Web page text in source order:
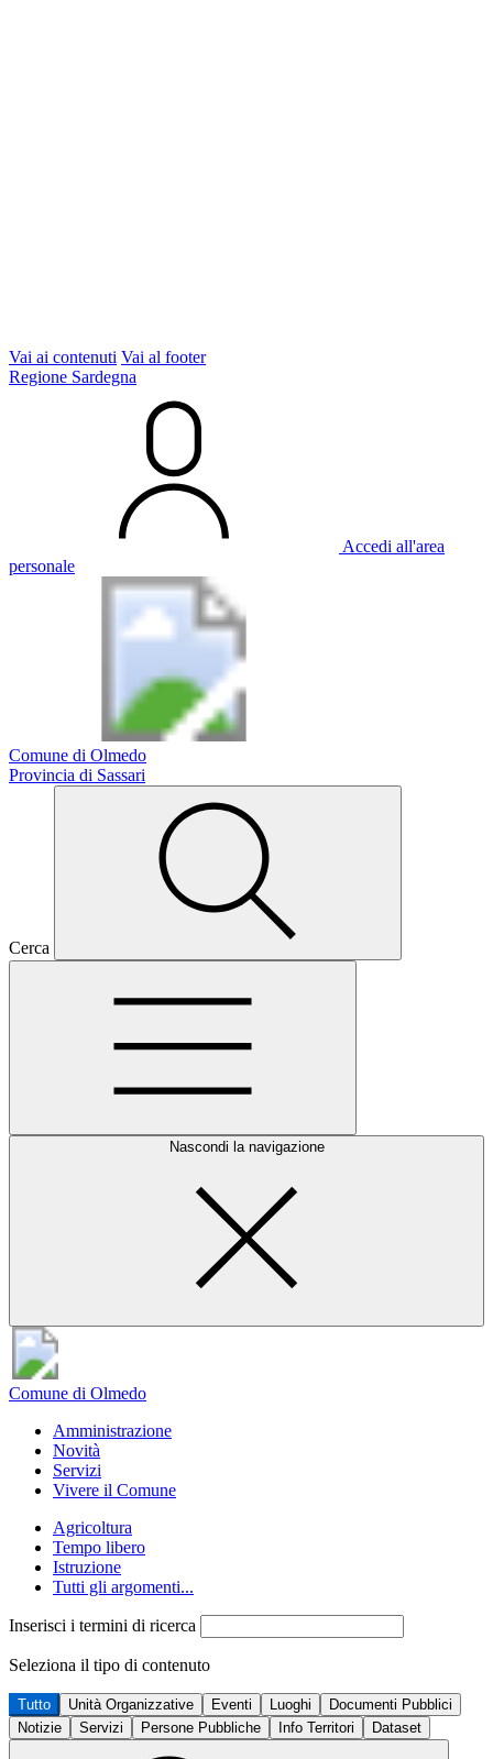
Vai ai contenuti Vai al footer
Regione Sardegna
Accedi all'area
personale
Comune di Olmedo
Provincia di Sassari
Cerca
Nascondi la navigazione
Comune di Olmedo
Amministrazione
Novità
Servizi
Vivere il Comune
Agricoltura
Tempo libero
Istruzione
Tutti gli argomenti...
Inserisci i termini di ricerca
Seleziona il tipo di contenuto
Tutto Unità Organizzative Eventi Luoghi
Documenti Pubblici
Notizie
Servizi Persone Pubbliche Info Territori Dataset